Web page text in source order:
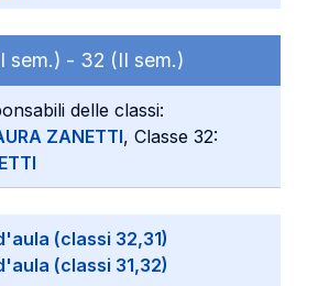
sem.) - 32 (II sem.)
delle classi:
ZANETTI, Classe 32:
(classi 32,31)
(classi 31,32)